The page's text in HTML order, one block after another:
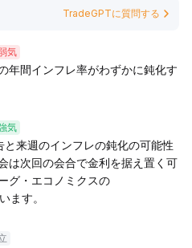
TradeGPTに質問する
気
年間インフレ率がわずかに鈍化す
気
来週のインフレの鈍化の可能性
は次回の会合で金利を据え置く可
グ・エコノミクスの
ます。